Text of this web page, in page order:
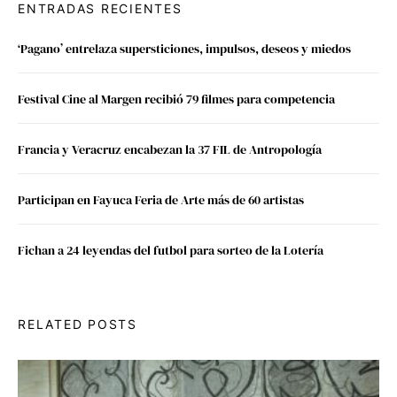
ENTRADAS RECIENTES
‘Pagano’ entrelaza supersticiones, impulsos, deseos y miedos
Festival Cine al Margen recibió 79 filmes para competencia
Francia y Veracruz encabezan la 37 FIL de Antropología
Participan en Fayuca Feria de Arte más de 60 artistas
Fichan a 24 leyendas del futbol para sorteo de la Lotería
RELATED POSTS